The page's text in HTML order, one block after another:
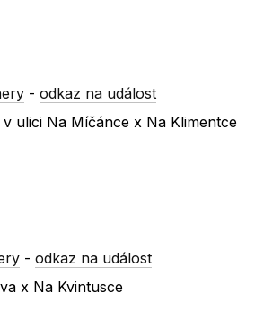
-odkaz na událost
ulici Na Míčánce x Na Klimentce
-odkaz na událost
x Na Kvintusce